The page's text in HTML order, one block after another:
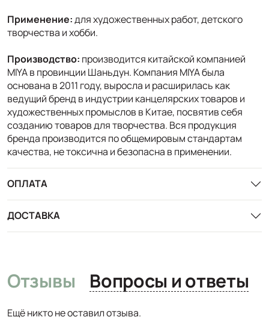
Применение:для художественных работ, детского
творчества и хобби.
Производство: производится китайской компанией
MIYA в провинции Шаньдун. Компания MIYA была
основана в 2011 году, выросла и расширилась как
ведущий бренд в индустрии канцелярских товаров и
художественных промыслов в Китае, посвятив себя
созданию товаров для творчества. Вся продукция
бренда производится по общемировым стандартам
качества, не токсична и безопасна в применении.
ОПЛАТА
ДОСТАВКА
Отзывы Вопросы и ответы
Ещё никто не оставил отзыва.